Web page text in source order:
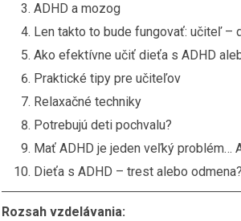
ADHD a mozog
Len takto to bude fungovať: učiteľ –
Ako efektívne učiť dieťa s ADHD
Praktické tipy pre učiteľov
Relaxačné techniky
Potrebujú deti pochvalu?
Mať ADHD je jeden veľký problém…
Dieťa s ADHD – trest alebo odmena?
Rozsah vzdelávania: